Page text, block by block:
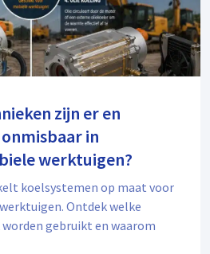
zijn er en
in
werktuigen?
koelsystemen op maat voor
Ontdek welke
gebruikt en waarom